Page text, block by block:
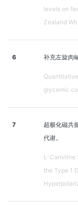
levels on
Zealand
6 补充左旋肉
glycemic
7
超极化磁共
代谢。
L-Carnitine
the Type 1